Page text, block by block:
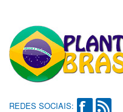
REDES SOCIAIS: